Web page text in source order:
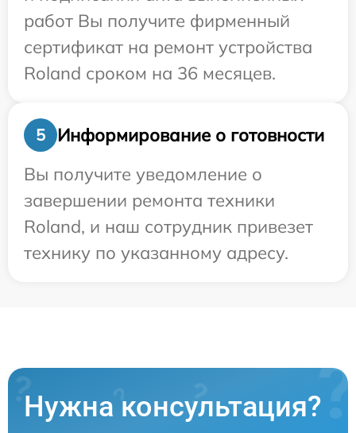
работ Вы получите фирменный
сертификат на ремонт устройства
Roland сроком на 36 месяцев.
5
Информирование о готовности
Вы получите уведомление о
завершении ремонта техники
Roland, и наш сотрудник привезет
технику по указанному адресу.
Нужна консультация?